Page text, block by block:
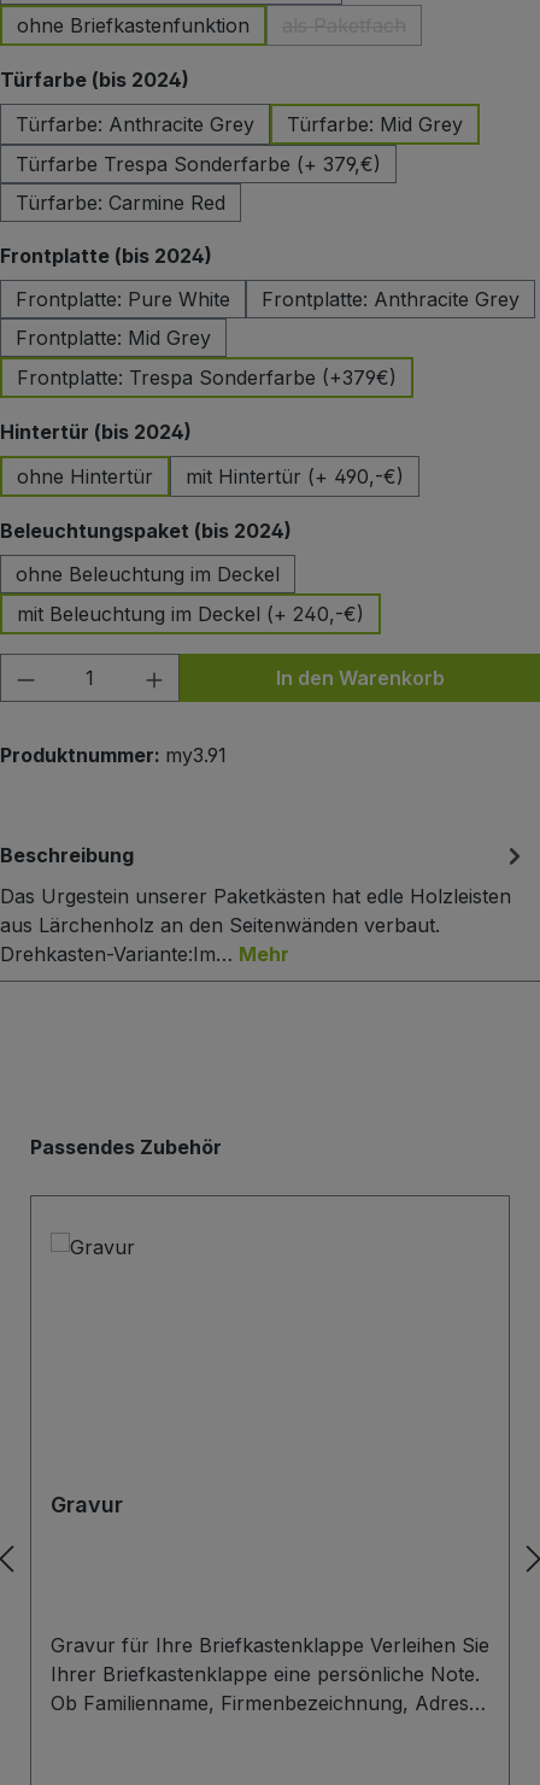
ohne Briefkastenfunktion
Türfarbe (bis 2024)
Türfarbe: Anthracite Grey
Türfarbe: Mid Grey
Türfarbe Trespa Sonderfarbe (+ 379,€)
Türfarbe: Carmine Red
Frontplatte (bis 2024)
Frontplatte: Pure White
Frontplatte: Anthracite Grey
Frontplatte: Mid Grey
Frontplatte: Trespa Sonderfarbe (+379€)
Hintertür (bis 2024)
ohne Hintertür
mit Hintertür (+ 490,-€)
Beleuchtungspaket (bis 2024)
ohne Beleuchtung im Deckel
mit Beleuchtung im Deckel (+ 240,-€)
Produkt Anzahl: Gib den gewünschten
In den Warenkorb
Produktnummer: my3.91
Beschreibung
Das Urgestein unserer Paketkästen hat edle Holzleisten
aus Lärchenholz an den Seitenwänden verbaut.
Drehkasten-Variante:Im… Mehr
Produktgalerie überspringen
Passendes Zubehör
Gravur
Gravur für Ihre Briefkastenklappe Verleihen Sie
Ihrer Briefkastenklappe eine persönliche Note.
Ob Familienname, Firmenbezeichnung, Adresse